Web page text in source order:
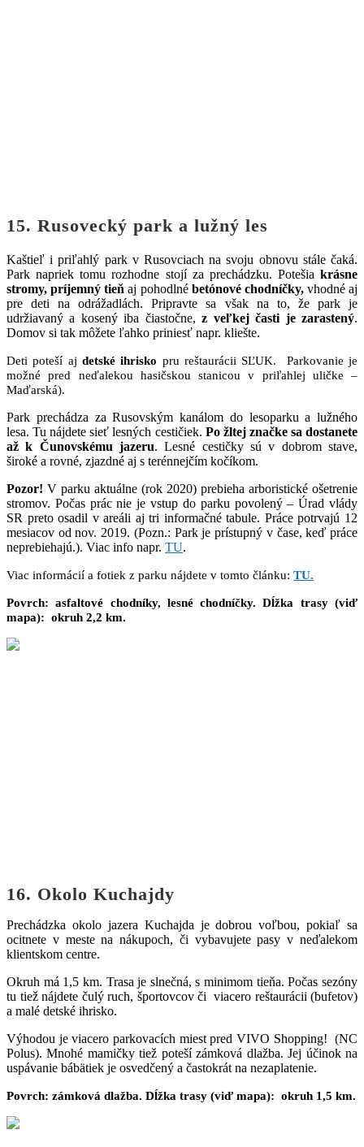
15. Rusovecký park a lužný les
Kaštieľ i priľahlý park v Rusovciach na svoju obnovu stále čaká.
Park napriek tomu rozhodne stojí za prechádzku. Potešia krásne
stromy, príjemný tieň aj pohodlné betónové chodníčky,vhodné aj
pre deti na odrážadlách. Pripravte sa však na to, že park je
udržiavaný a kosený iba čiastočne,z veľkej časti je zarastený.
Domov si tak môžete ľahko priniesť napr. kliešte.
Deti poteší aj detské ihrisko pru reštaurácii SĽUK. Parkovanie je
možné pred neďalekou hasičskou stanicou v priľahlej uličke –
Maďarská).
Park prechádza za Rusovským kanálom do lesoparku a lužného
lesa. Tu nájdete sieť lesných cestičiek. Po žltej značke sa dostanete
až k Čunovskému jazeru. Lesné cestičky sú v dobrom stave,
široké a rovné, zjazdné aj s terénnejčím kočíkom.
Pozor! V parku aktuálne (rok 2020) prebieha arboristické ošetrenie
stromov. Počas prác nie je vstup do parku povolený – Úrad vlády
SR preto osadil v areáli aj tri informačné tabule. Práce potrvajú 12
mesiacov od nov. 2019. (Pozn.: Park je prístupný v čase, keď práce
neprebiehajú.). Viac info napr. TU.
Viac informácií a fotiek z parku nájdete v tomto článku: TU.
Povrch: asfaltové chodníky, lesné chodníčky. Dĺžka trasy (viď
mapa): okruh 2,2 km.
16. Okolo Kuchajdy
Prechádzka okolo jazera Kuchajda je dobrou voľbou, pokiaľ sa
ocitnete v meste na nákupoch, či vybavujete pasy v neďalekom
klientskom centre.
Okruh má 1,5 km. Trasa je slnečná, s minimom tieňa. Počas sezóny
tu tiež nájdete čulý ruch, športovcov či viacero reštaurácii (bufetov)
a malé detské ihrisko.
Výhodou je viacero parkovacích miest pred VIVO Shopping! (NC
Polus). Mnohé mamičky tiež poteší zámková dlažba. Jej účinok na
uspávanie bábätiek je osvedčený a častokrát na nezaplatenie.
Povrch: zámková dlažba. Dĺžka trasy (viď mapa): okruh 1,5 km.